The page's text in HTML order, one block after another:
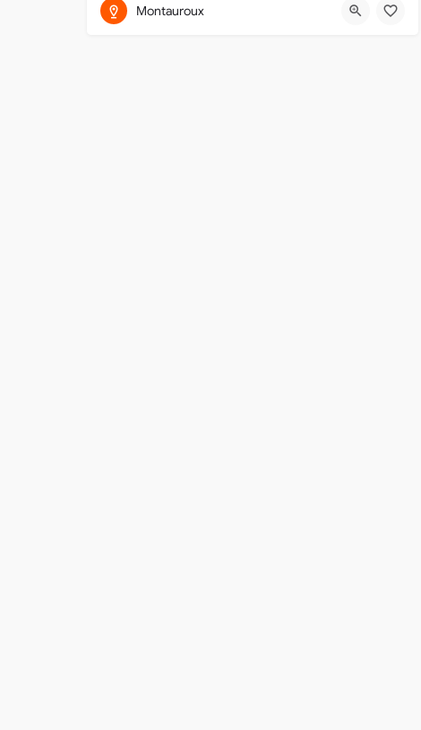
Montauroux